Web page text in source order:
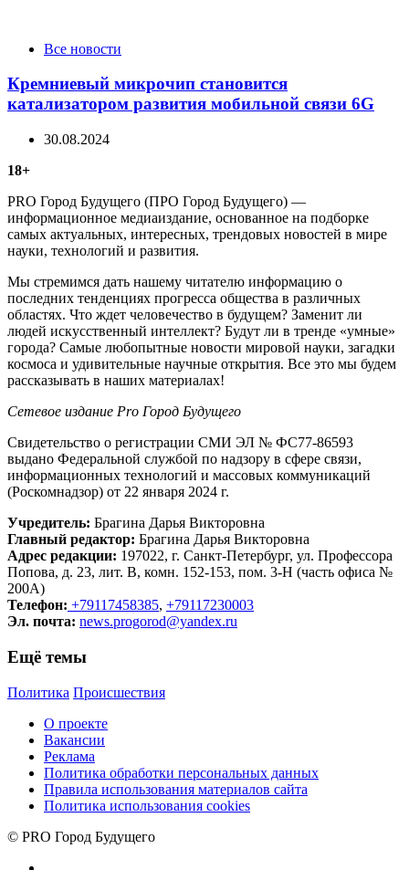
CategoriesВсе новости
Кремниевый микрочип становится
катализатором развития мобильной связи 6G
30.08.2024
18+
PRO Город Будущего (ПРО Город Будущего) —
информационное медиаиздание, основанное на подборке
самых актуальных, интересных, трендовых новостей в мире
науки, технологий и развития.
Мы стремимся дать нашему читателю информацию о
последних тенденциях прогресса общества в различных
областях. Что ждет человечество в будущем? Заменит ли
людей искусственный интеллект? Будут ли в тренде «умные»
города? Самые любопытные новости мировой науки, загадки
космоса и удивительные научные открытия. Все это мы будем
рассказывать в наших материалах!
Сетевое издание Рrо Город Будущего
Свидетельство о регистрации СМИ ЭЛ № ФС77-86593
выдано Федеральной службой по надзору в сфере связи,
информационных технологий и массовых коммуникаций
(Роскомнадзор) от 22 января 2024 г.
Учредитель: Брагина Дарья Викторовна
Главный редактор: Брагина Дарья Викторовна
Адрес редакции: 197022, г. Санкт-Петербург, ул. Профессора
Попова, д. 23, лит. В, комн. 152-153, пом. 3-Н (часть офиса №
200А)
Телефон: +79117458385, +79117230003
Эл. почта: news.progorod@yandex.ru
Ещё темы
Политика Происшествия
О проекте
Вакансии
Реклама
Политика обработки персональных данных
Правила использования материалов сайта
Политика использования cookies
© PRO Город Будущего